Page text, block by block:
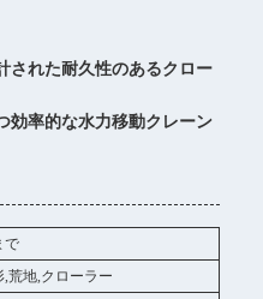
された耐久性のあるクロー
効率的な水力移動クレーン
で
,荒地,クローラー